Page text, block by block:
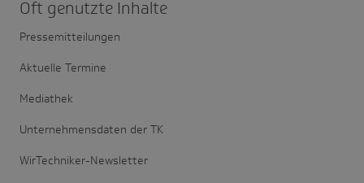
Oft genutzte Inhalte
Pressemitteilungen
Aktuelle Termine
Mediathek
Unternehmensdaten der TK
WirTechniker-Newsletter